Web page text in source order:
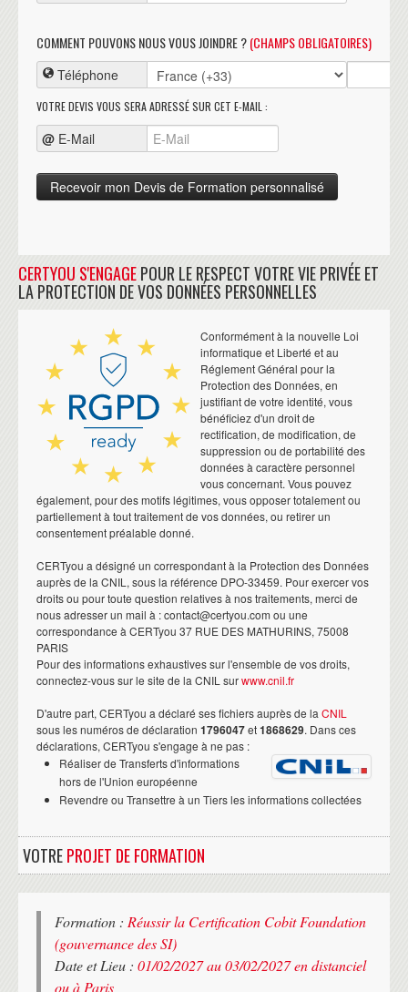
COMMENT POUVONS NOUS VOUS JOINDRE ?(CHAMPS OBLIGATOIRES)
Téléphone
VOTRE DEVIS VOUS SERA ADRESSÉ SUR CET E-MAIL :
@ E-Mail
CERTYOU S'ENGAGEPOUR LE RESPECT VOTRE VIE PRIVÉE ET
LA PROTECTION DE VOS DONNÉES PERSONNELLES
Conformément à la nouvelle Loi
informatique et Liberté et au
Réglement Général pour la
Protection des Données, en
justifiant de votre identité, vous
bénéficiez d'un droit de
rectification, de modification, de
suppression ou de portabilité des
données à caractère personnel
vous concernant. Vous pouvez
également, pour des motifs légitimes, vous opposer totalement ou
partiellement à tout traitement de vos données, ou retirer un
consentement préalable donné.
CERTyou a désigné un correspondant à la Protection des Données
auprès de la CNIL, sous la référence DPO-33459. Pour exercer vos
droits ou pour toute question relatives à nos traitements, merci de
nous adresser un mail à : contact@certyou.com ou une
correspondance à CERTyou 37 RUE DES MATHURINS, 75008
PARIS
Pour des informations exhaustives sur l'ensemble de vos droits,
connectez-vous sur le site de la CNIL surwww.cnil.fr
D'autre part, CERTyou a déclaré ses fichiers auprès de la CNIL
sous les numéros de déclaration 1796047et1868629. Dans ces
déclarations, CERTyou s'engage à ne pas :
Réaliser de Transferts d'informations
hors de l'Union européenne
Revendre ou Transettre à un Tiers les informations collectées
VOTREPROJET DE FORMATION
Formation : Réussir la Certification Cobit Foundation
(gouvernance des SI)
Date et Lieu : 01/02/2027 au 03/02/2027 en distanciel
ou à Paris